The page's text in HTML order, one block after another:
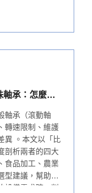
軸承：怎麼選
軸承（滾動軸
轉速限制、維護
異 。本文以「比
剖析兩者的四大
食品加工、農業
型建議，幫助工
設備需求時，判